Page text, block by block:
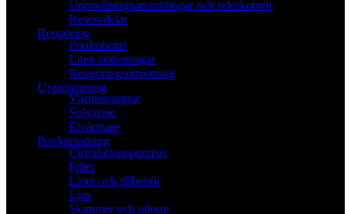
Upprullningsanordningar och teleskoprör
Reservdelar
Rengöring
Poolrobotar
Liten bottensugar
Rengöringsutrustning
Uppvärmning
Värmepumpar
Solvärme
Elvärmare
Poolutrustning
Cirkulationspumpar
Filter
Liner och tillbehör
Ljus
Skimmer och utlopp